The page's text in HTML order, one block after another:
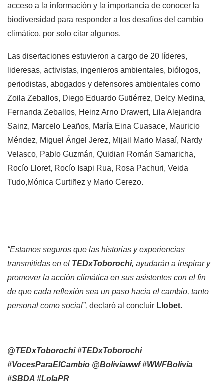
acceso a la información y la importancia de conocer la
biodiversidad para responder a los desafíos del cambio
climático, por solo citar algunos.
Las disertaciones estuvieron a cargo de 20 líderes,
lideresas, activistas, ingenieros ambientales, biólogos,
periodistas, abogados y defensores ambientales como
Zoila Zeballos, Diego Eduardo Gutiérrez, Delcy Medina,
Fernanda Zeballos, Heinz Arno Drawert, Lila Alejandra
Sainz, Marcelo Leaños, María Eina Cuasace, Mauricio
Méndez, Miguel Ángel Jerez, Mijail Mario Masaí, Nardy
Velasco, Pablo Guzmán, Quidian Román Samaricha,
Rocío Lloret, Rocío Isapi Rua, Rosa Pachuri, Veida
Tudo,Mónica Curtiñez y Mario Cerezo.
“Estamos seguros que las historias y experiencias
transmitidas en el TEDxToborochi, ayudarán a inspirar y
promover la acción climática en sus asistentes con el fin
de que cada reflexión sea un paso hacia el cambio, tanto
personal como social”, declaró al concluir Llobet.
@TEDxToborochi #TEDxToborochi
#VocesParaElCambio @Boliviawwf #WWFBolivia
#SBDA #LolaPR